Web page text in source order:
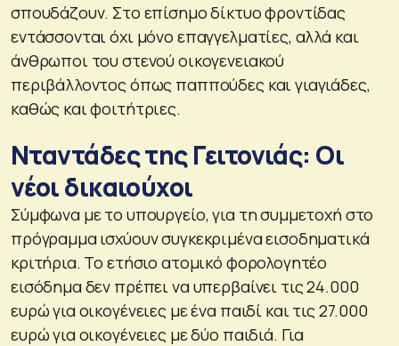
σπουδάζουν. Στο επίσημο δίκτυο φροντίδας
εντάσσονται όχι μόνο επαγγελματίες, αλλά και
άνθρωποι του στενού οικογενειακού
περιβάλλοντος όπως παππούδες και γιαγιάδες,
καθώς και φοιτήτριες.
Νταντάδες της Γειτονιάς: Οι
νέοι δικαιούχοι
Σύμφωνα με το υπουργείο, για τη συμμετοχή στο
πρόγραμμα ισχύουν συγκεκριμένα εισοδηματικά
κριτήρια. Το ετήσιο ατομικό φορολογητέο
εισόδημα δεν πρέπει να υπερβαίνει τις 24.000
ευρώ για οικογένειες με ένα παιδί και τις 27.000
ευρώ για οικογένειες με δύο παιδιά. Για